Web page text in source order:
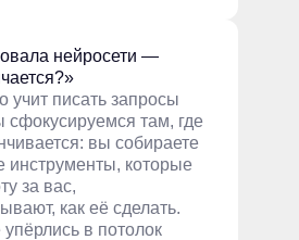
нейросети —
учит писать запросы
сфокусируемся там, где
вы собираете
инструменты, которые
за вас,
как её сделать.
в потолок